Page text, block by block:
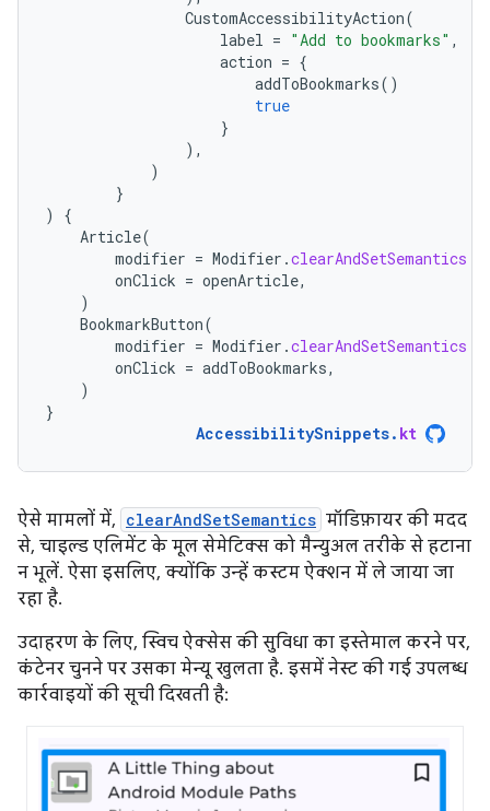
CustomAccessibilityAction(
label = "Add to bookmarks" ,
action = {
addToBookmarks()
true
}
),
)
}
)
{
Article(
modifier = Modifier .clearAndSetSemantics
onClick = openArticle,
)
BookmarkButton(
modifier = Modifier .clearAndSetSemantics
onClick = addToBookmarks,
)
}
AccessibilitySnippets. kt
ऐसे मामलों में, clearAndSetSemantics मॉडिफ़ायर की मदद
से, चाइल्ड एलिमेंट के मूल सेमेटिक्स को मैन्युअल तरीके से हटाना
न भूलें. ऐसा इसलिए, क्योंकि उन्हें कस्टम ऐक्शन में ले जाया जा
रहा है.
उदाहरण के लिए, स्विच ऐक्सेस की सुविधा का इस्तेमाल करने पर,
कंटेनर चुनने पर उसका मेन्यू खुलता है. इसमें नेस्ट की गई उपलब्ध
कार्रवाइयों की सूची दिखती है: